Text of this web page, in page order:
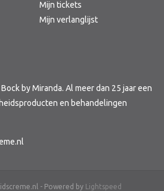
Mijn tickets
Mijn verlanglijst
by Miranda. Al meer dan 25 jaar een
en behandelingen
- Powered by Lightspeed